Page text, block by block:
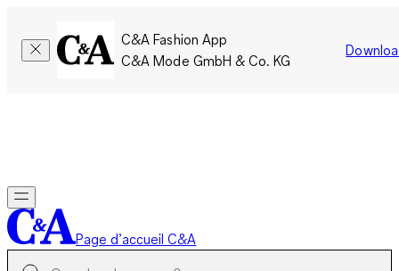
C&A Fashion App
C&A Mode GmbH & Co. KG
Page d’accueil C&A